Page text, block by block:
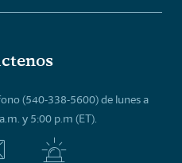
(540-338-5600) de lunes a
y 5:00 p.m (ET).